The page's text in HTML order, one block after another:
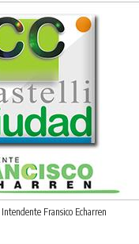
Fransico Echarren